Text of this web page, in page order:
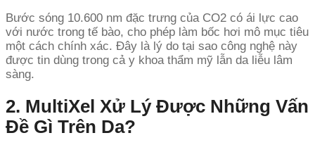
Bước sóng 10.600 nm đặc trưng của CO2 có ái lực cao
với nước trong tế bào, cho phép làm bốc hơi mô mục tiêu
một cách chính xác. Đây là lý do tại sao công nghệ này
được tin dùng trong cả y khoa thẩm mỹ lẫn da liễu lâm
sàng.
2. MultiXel Xử Lý Được Những Vấn
Đề Gì Trên Da?